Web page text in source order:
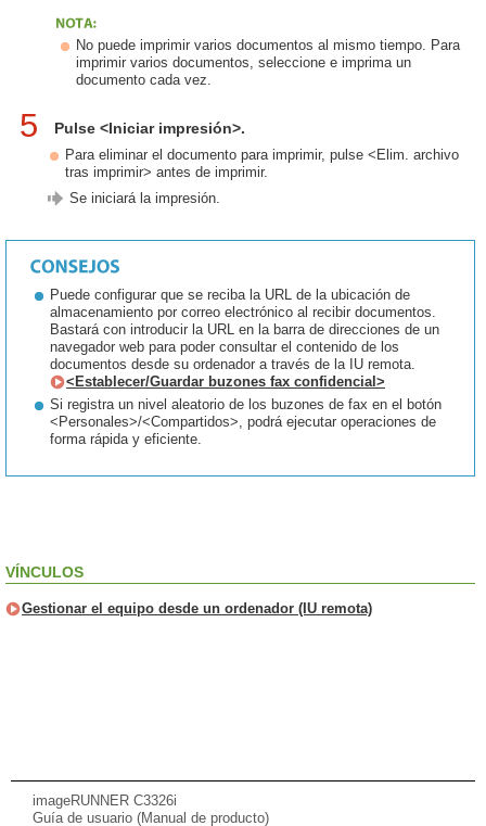
No puede imprimir varios documentos al mismo tiempo. Para
imprimir varios documentos, seleccione e imprima un
documento cada vez.
5 Pulse <Iniciar impresión>.
Para eliminar el documento para imprimir, pulse <Elim. archivo
tras imprimir> antes de imprimir.
Se iniciará la impresión.
Puede configurar que se reciba la URL de la ubicación de
almacenamiento por correo electrónico al recibir documentos.
Bastará con introducir la URL en la barra de direcciones de un
navegador web para poder consultar el contenido de los
documentos desde su ordenador a través de la IU remota.
<Establecer/Guardar buzones fax confidencial>
Si registra un nivel aleatorio de los buzones de fax en el botón
<Personales>/<Compartidos>, podrá ejecutar operaciones de
forma rápida y eficiente.
VÍNCULOS
Gestionar el equipo desde un ordenador (IU remota)
imageRUNNER C3326i
Guía de usuario (Manual de producto)